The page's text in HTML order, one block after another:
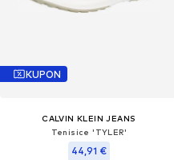
KUPON
CALVIN KLEIN JEANS
Tenisice 'TYLER'
44,91 €